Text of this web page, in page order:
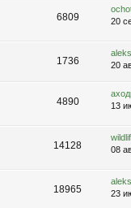
6809
20
1736
20
4890
13
14128
08
18965
23